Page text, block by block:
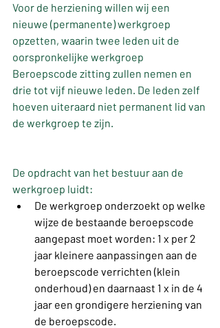
Voor de herziening willen wij een
nieuwe (permanente) werkgroep
opzetten, waarin twee leden uit de
oorspronkelijke werkgroep
Beroepscode zitting zullen nemen en
drie tot vijf nieuwe leden. De leden zelf
hoeven uiteraard niet permanent lid van
de werkgroep te zijn.
De opdracht van het bestuur aan de
werkgroep luidt:
De werkgroep onderzoekt op welke
wijze de bestaande beroepscode
aangepast moet worden: 1 x per 2
jaar kleinere aanpassingen aan de
beroepscode verrichten (klein
onderhoud) en daarnaast 1 x in de 4
jaar een grondigere herziening van
de beroepscode.